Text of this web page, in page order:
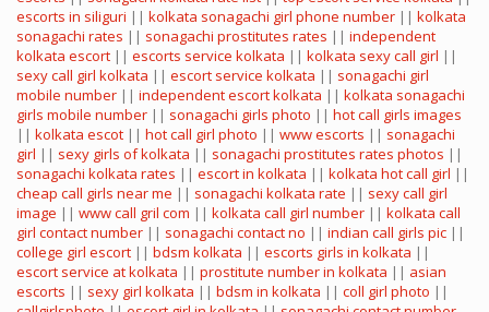
escorts in siliguri || kolkata sonagachi girl phone number || kolkata
sonagachi rates || sonagachi prostitutes rates || independent
kolkata escort || escorts service kolkata || kolkata sexy call girl ||
sexy call girl kolkata || escort service kolkata || sonagachi girl
mobile number || independent escort kolkata || kolkata sonagachi
girls mobile number || sonagachi girls photo || hot call girls images
|| kolkata escot || hot call girl photo || www escorts || sonagachi
girl || sexy girls of kolkata || sonagachi prostitutes rates photos ||
sonagachi kolkata rates || escort in kolkata || kolkata hot call girl ||
cheap call girls near me || sonagachi kolkata rate || sexy call girl
image || www call gril com || kolkata call girl number || kolkata call
girl contact number || sonagachi contact no || indian call girls pic ||
college girl escort || bdsm kolkata || escorts girls in kolkata ||
escort service at kolkata || prostitute number in kolkata || asian
escorts || sexy girl kolkata || bdsm in kolkata || coll girl photo ||